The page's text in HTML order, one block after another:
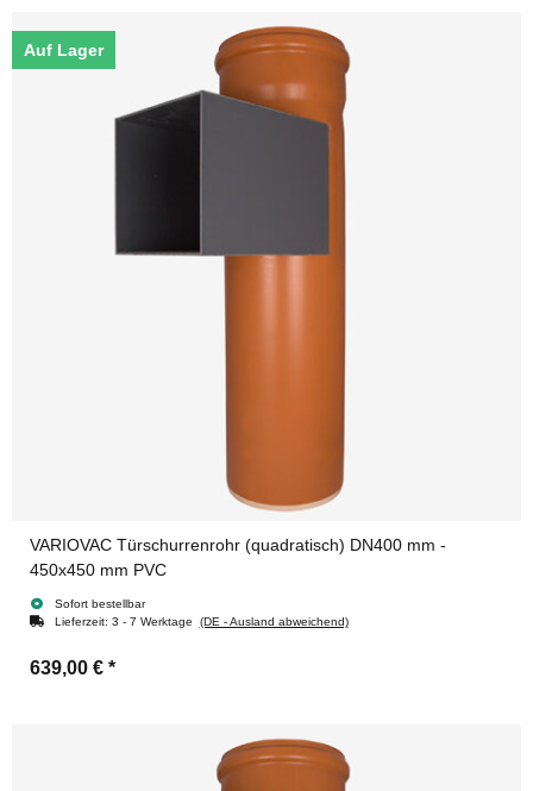
Auf Lager
VARIOVAC Türschurrenrohr (quadratisch) DN400 mm -
450x450 mm PVC
Sofort bestellbar
Lieferzeit: 3 - 7 Werktage (DE - Ausland abweichend)
639,00 € *